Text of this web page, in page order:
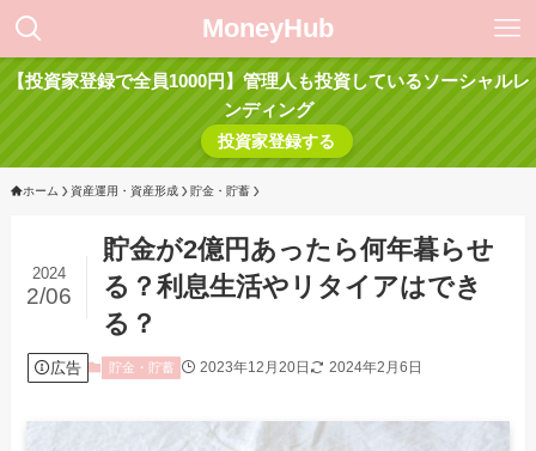
MoneyHub
【投資家登録で全員1000円】管理人も投資しているソーシャルレ
ンディング
投資家登録する
ホーム 資産運用・資産形成 貯金・貯蓄
貯金が2億円あったら何年暮らせ
る？利息生活やリタイアはでき
る？
2024
2/06
広告 貯金・貯蓄 2023年12月20日 2024年2月6日